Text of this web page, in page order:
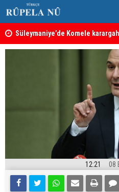
Süleymaniye’de Komele
12:21 08